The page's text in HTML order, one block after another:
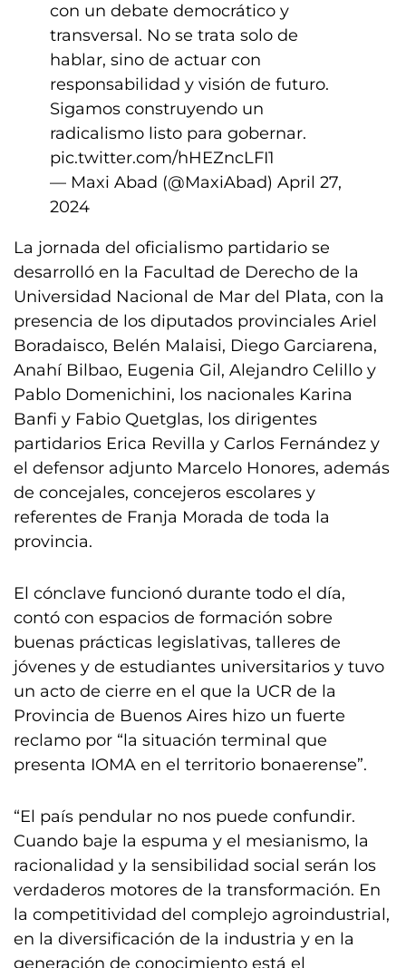
con un debate democrático y
transversal. No se trata solo de
hablar, sino de actuar con
responsabilidad y visión de futuro.
Sigamos construyendo un
radicalismo listo para gobernar.
pic.twitter.com/hHEZncLFI1
— Maxi Abad (@MaxiAbad) April 27,
2024
La jornada del oficialismo partidario se
desarrolló en la Facultad de Derecho de la
Universidad Nacional de Mar del Plata, con la
presencia de los diputados provinciales Ariel
Boradaisco, Belén Malaisi, Diego Garciarena,
Anahí Bilbao, Eugenia Gil, Alejandro Celillo y
Pablo Domenichini, los nacionales Karina
Banfi y Fabio Quetglas, los dirigentes
partidarios Erica Revilla y Carlos Fernández y
el defensor adjunto Marcelo Honores, además
de concejales, concejeros escolares y
referentes de Franja Morada de toda la
provincia.
El cónclave funcionó durante todo el día,
contó con espacios de formación sobre
buenas prácticas legislativas, talleres de
jóvenes y de estudiantes universitarios y tuvo
un acto de cierre en el que la UCR de la
Provincia de Buenos Aires hizo un fuerte
reclamo por “la situación terminal que
presenta IOMA en el territorio bonaerense”.
“El país pendular no nos puede confundir.
Cuando baje la espuma y el mesianismo, la
racionalidad y la sensibilidad social serán los
verdaderos motores de la transformación. En
la competitividad del complejo agroindustrial,
en la diversificación de la industria y en la
generación de conocimiento está el